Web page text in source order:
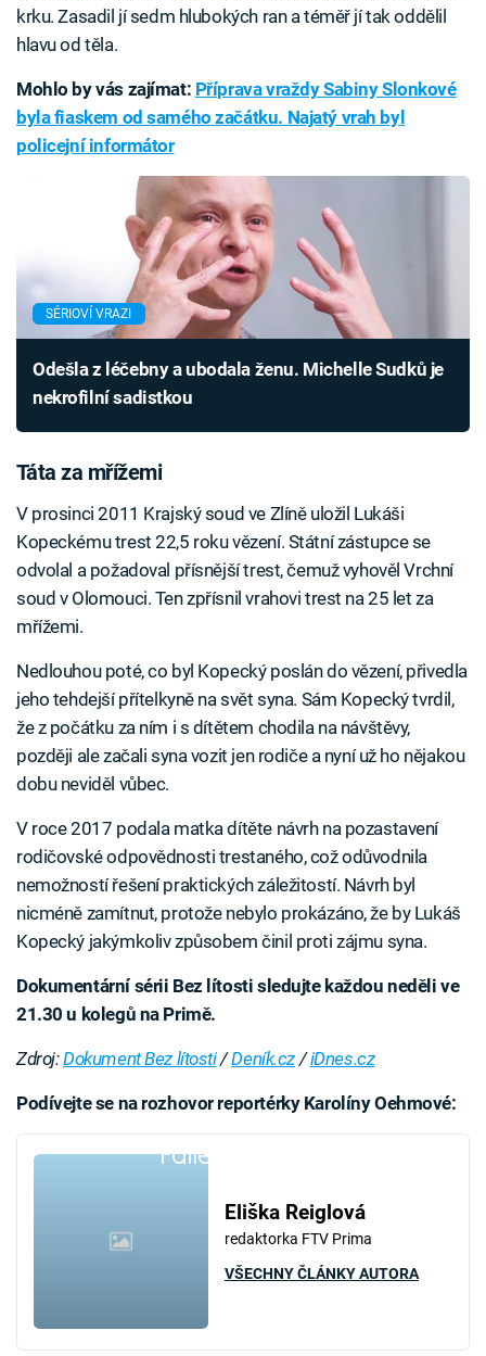
krku. Zasadil jí sedm hlubokých ran a téměř jí tak oddělil
hlavu od těla.
Mohlo by vás zajímat: Příprava vraždy Sabiny Slonkové
byla fiaskem od samého začátku. Najatý vrah byl
policejní informátor
SÉRIOVÍ VRAZI
Odešla z léčebny a ubodala ženu. Michelle Sudků je
nekrofilní sadistkou
Táta za mřížemi
V prosinci 2011 Krajský soud ve Zlíně uložil Lukáši
Kopeckému trest 22,5 roku vězení. Státní zástupce se
odvolal a požadoval přísnější trest, čemuž vyhověl Vrchní
soud v Olomouci. Ten zpřísnil vrahovi trest na 25 let za
mřížemi.
Nedlouhou poté, co byl Kopecký poslán do vězení, přivedla
jeho tehdejší přítelkyně na svět syna. Sám Kopecký tvrdil,
že z počátku za ním i s dítětem chodila na návštěvy,
později ale začali syna vozit jen rodiče a nyní už ho nějakou
dobu neviděl vůbec.
V roce 2017 podala matka dítěte návrh na pozastavení
rodičovské odpovědnosti trestaného, což odůvodnila
nemožností řešení praktických záležitostí. Návrh byl
nicméně zamítnut, protože nebylo prokázáno, že by Lukáš
Kopecký jakýmkoliv způsobem činil proti zájmu syna.
Dokumentární sérii Bez lítosti sledujte každou neděli ve
21.30 u kolegů na Primě.
Zdroj:Dokument Bez lítosti/Deník.cz/iDnes.cz
Podívejte se na rozhovor reportérky Karolíny Oehmové:
Failed to fetch
Eliška Reiglová
redaktorka FTV Prima
VŠECHNY ČLÁNKY AUTORA